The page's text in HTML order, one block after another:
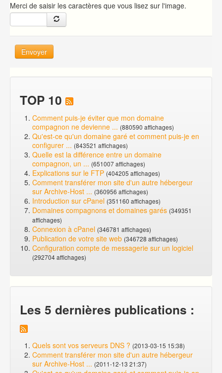
Merci de saisir les caractères que vous lisez sur l'image.
Envoyer
TOP 10
Comment puis-je éviter que mon domaine
compagnon ne devienne ... (880590 affichages)
Qu'est-ce qu'un domaine garé et comment puis-je en
configurer ... (843521 affichages)
Quelle est la différence entre un domaine
compagnon, un ... (651007 affichages)
Explications sur le FTP (404205 affichages)
Comment transférer mon site d'un autre hébergeur
sur Archive-Host ... (360956 affichages)
Introduction sur cPanel (351160 affichages)
Domaines compagnons et domaines garés (349351
affichages)
Connexion à cPanel (346781 affichages)
Publication de votre site web (346728 affichages)
Configuration compte de messagerie sur un logiciel
(292704 affichages)
Les 5 dernières publications :
Quels sont vos serveurs DNS ? (2013-03-15 15:38)
Comment transférer mon site d'un autre hébergeur
sur Archive-Host ... (2011-12-13 21:37)